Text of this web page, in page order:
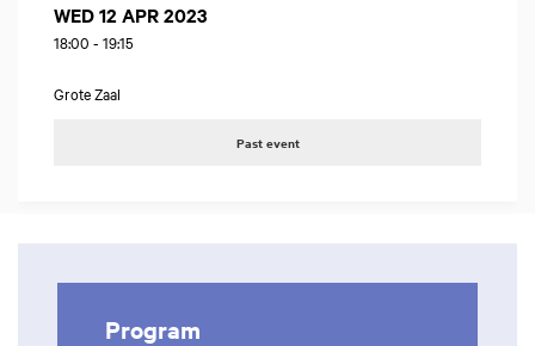
WED 12 APR 2023
18:00 - 19:15
Grote Zaal
Past event
Program